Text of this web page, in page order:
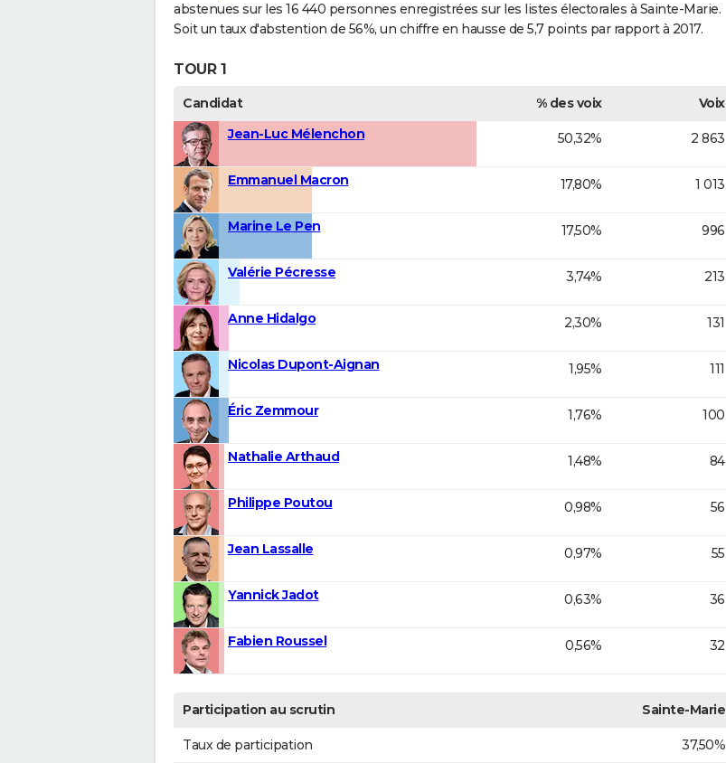
abstenues sur les 16 440 personnes enregistrées sur les listes électorales à Sainte-Marie.
Soit un taux d'abstention de 56%, un chiffre en hausse de 5,7 points par rapport à 2017.
TOUR 1
Candidat % des voix
Voix
Jean-Luc Mélenchon
50,32% 2 863
Emmanuel Macron 17,80% 1 013
Marine Le Pen 17,50% 996
Valérie Pécresse 3,74% 213
Anne Hidalgo 2,30% 131
Nicolas Dupont-Aignan 1,95% 111
Éric Zemmour 1,76% 100
Nathalie Arthaud 1,48% 84
Philippe Poutou 0,98% 56
Jean Lassalle 0,97% 55
Yannick Jadot 0,63% 36
Fabien Roussel 0,56% 32
Participation au scrutin Sainte-Marie
Taux de participation 37,50%